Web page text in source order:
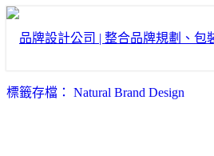
標籤存檔： Natural Brand Design